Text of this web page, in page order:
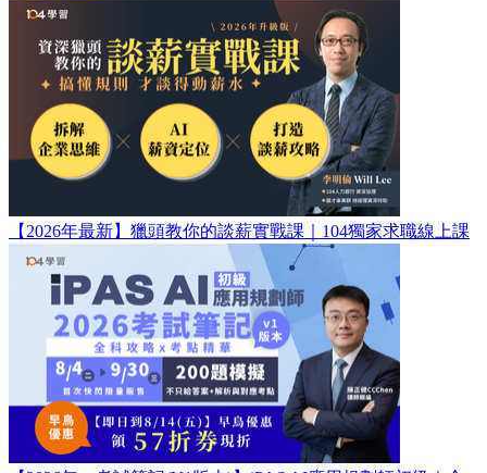
【2026年最新】獵頭教你的談薪實戰課｜104獨家求職線上課